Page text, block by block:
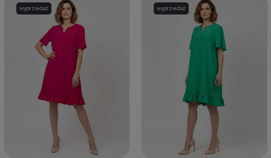
wyprzedaż wyprzedaż